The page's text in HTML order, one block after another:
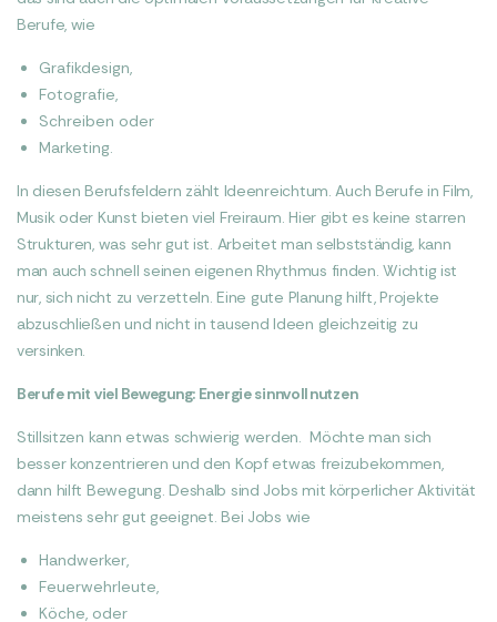
Berufe, wie
Grafikdesign,
Fotografie,
Schreiben oder
Marketing.
In diesen Berufsfeldern zählt Ideenreichtum. Auch Berufe in Film,
Musik oder Kunst bieten viel Freiraum. Hier gibt es keine starren
Strukturen, was sehr gut ist. Arbeitet man selbstständig, kann
man auch schnell seinen eigenen Rhythmus finden. Wichtig ist
nur, sich nicht zu verzetteln. Eine gute Planung hilft, Projekte
abzuschließen und nicht in tausend Ideen gleichzeitig zu
versinken.
Berufe mit viel Bewegung: Energie sinnvoll nutzen
Stillsitzen kann etwas schwierig werden. Möchte man sich
besser konzentrieren und den Kopf etwas freizubekommen,
dann hilft Bewegung. Deshalb sind Jobs mit körperlicher Aktivität
meistens sehr gut geeignet. Bei Jobs wie
Handwerker,
Feuerwehrleute,
Köche, oder